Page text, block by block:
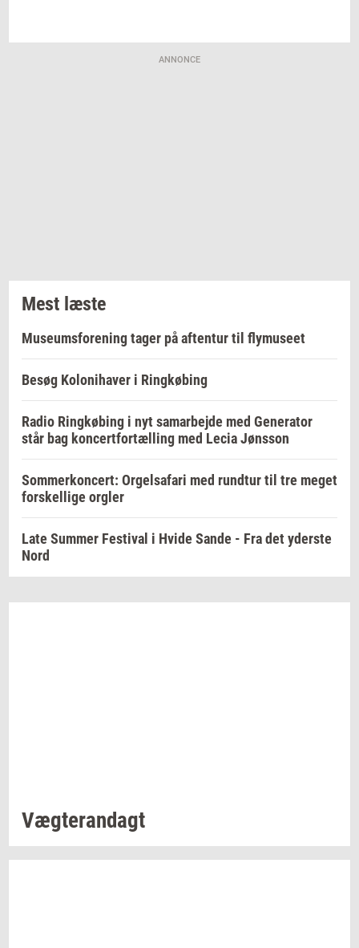
ANNONCE
Mest læste
Museumsforening tager på aftentur til flymuseet
Besøg Kolonihaver i Ringkøbing
Radio Ringkøbing i nyt samarbejde med Generator
står bag koncertfortælling med Lecia Jønsson
Sommerkoncert: Orgelsafari med rundtur til tre meget
forskellige orgler
Late Summer Festival i Hvide Sande - Fra det yderste
Nord
Væg­te­ran­dagt